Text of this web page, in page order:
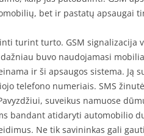
bet ir pastatų apsaugai
turint turto. GSM signalizacija
buvo naudojamasi
ir ši apsaugos sistema. Ją
telefono numeriais. SMS
suveikus namuose
bandant atidaryti automobilio
Ne tik savininkas gali